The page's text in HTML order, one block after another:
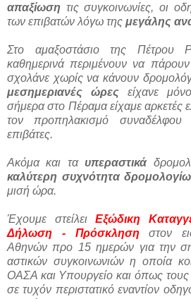
απαξίωση τις συγκοινωνίες, οι
των επιβατών λόγω της μεγάλης
Στο αμαξοστάσιο της Πέτρου
καθημερινά περιμένουν να
σχολάνε χωρίς να κάνουν
μεσημεριανές ώρεςείχανε
σήμερα στο Πέραμα είχαμε αρκετές
τον προπηλακισμό συναδέλφου
επιβάτες.
Ακόμα και ταυπεραστικά
καλύτερη συχνότητα
μισή ώρα.
Έχουμε στείλειΕξώδικη
Δήλωση - Πρόσκληση στον
Αθηνών προ 15 ημερών για την
αστικών συγκοινωνιών η οποία
ΟΑΣΑ και Υπουργείο και όπως τους
σε τυχόν περιστατικό εναντίον